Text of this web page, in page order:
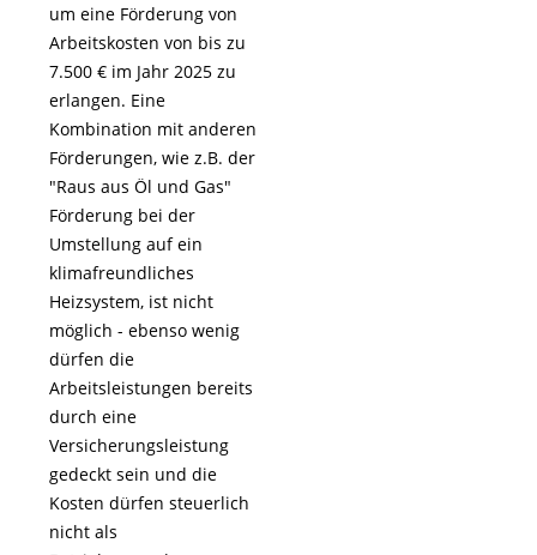
um eine Förderung von
Arbeitskosten von bis zu
7.500 € im Jahr 2025 zu
erlangen. Eine
Kombination mit anderen
Förderungen, wie z.B. der
"Raus aus Öl und Gas"
Förderung bei der
Umstellung auf ein
klimafreundliches
Heizsystem, ist nicht
möglich - ebenso wenig
dürfen die
Arbeitsleistungen bereits
durch eine
Versicherungsleistung
gedeckt sein und die
Kosten dürfen steuerlich
nicht als